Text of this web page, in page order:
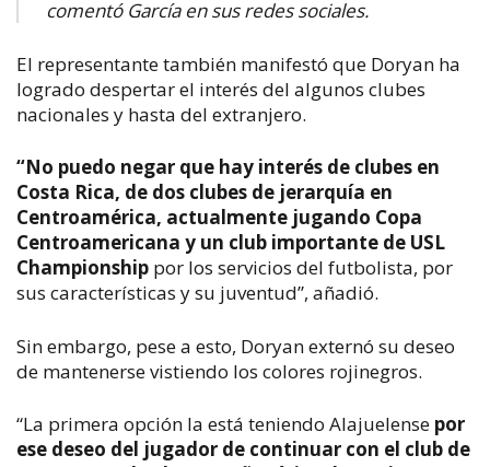
comentó García en sus redes sociales.
El representante también manifestó que Doryan ha
logrado despertar el interés del algunos clubes
nacionales y hasta del extranjero.
“No puedo negar que hay interés de clubes en
Costa Rica, de dos clubes de jerarquía en
Centroamérica, actualmente jugando Copa
Centroamericana y un club importante de USL
Championship por los servicios del futbolista, por
sus características y su juventud”, añadió.
Sin embargo, pese a esto, Doryan externó su deseo
de mantenerse vistiendo los colores rojinegros.
“La primera opción la está teniendo Alajuelense por
ese deseo del jugador de continuar con el club de